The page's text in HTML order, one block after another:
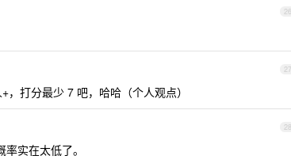
26
27
打分最少 7 吧，哈哈（个人观点）
28
实在太低了。